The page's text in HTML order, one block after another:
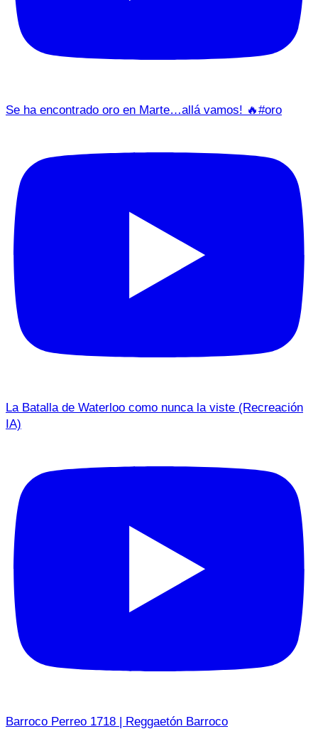
Se ha encontrado oro en Marte…allá vamos! 🔥#oro
La Batalla de Waterloo como nunca la viste (Recreación
IA)
Barroco Perreo 1718 | Reggaetón Barroco